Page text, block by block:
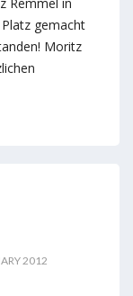
gemacht
Moritz
2012